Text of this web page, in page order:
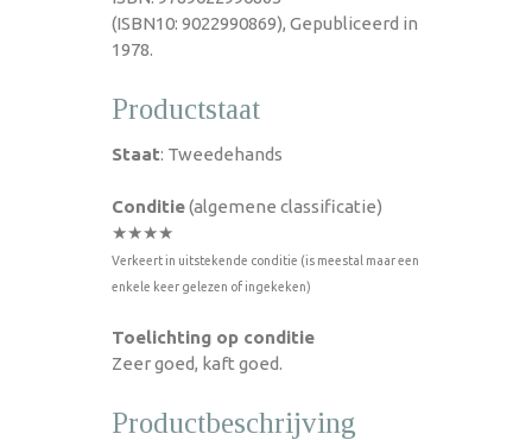
(ISBN10: 9022990869), Gepubliceerd in
1978.
Productstaat
Staat: Tweedehands
Conditie(algemene classificatie)
★★★★
Verkeert in uitstekende conditie (is meestal maar een
enkele keer gelezen of ingekeken)
Toelichting op conditie
Zeer goed, kaft goed.
Productbeschrijving